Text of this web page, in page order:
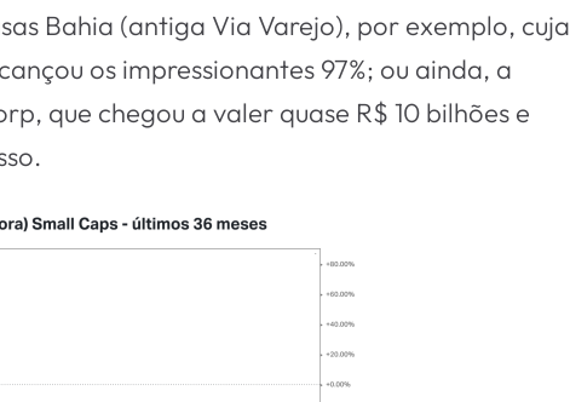
Bahia (antiga Via Varejo), por exemplo, cuja
os impressionantes 97%; ou ainda, a
que chegou a valer quase R$ 10 bilhões e